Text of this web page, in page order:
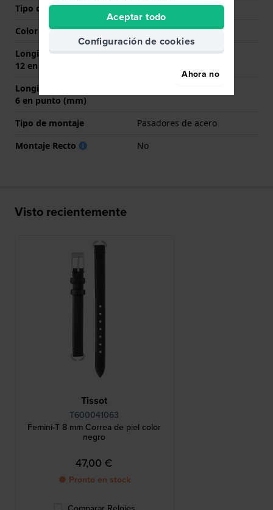
Tipo de cierre
Hebilla
Color del cierre
Plateado
Longitud de la correa a las
12 en punto (mm)
70 mm
Longitud de la correa a las
6 en punto (mm)
Tipo de montaje
Pasadores de acero
Montaje Recto
No
Visto recientemente
Tissot
T600041063
Femini-T 8 mm Correa de piel color
negro
47,00 €
● Pronto en stock
Aceptar todo
Configuración de cookies
Ahora no